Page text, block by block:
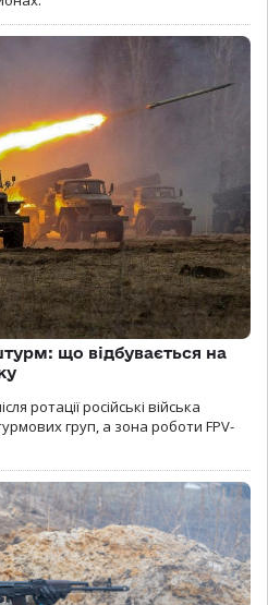
що відбувається на
ротації російські війська
груп, а зона роботи FPV-